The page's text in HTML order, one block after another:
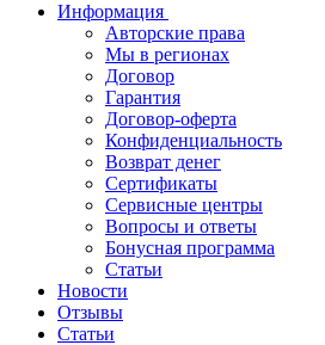
Информация
Авторские права
Мы в регионах
Договор
Гарантия
Договор-оферта
Конфиденциальность
Возврат денег
Сертификаты
Сервисные центры
Вопросы и ответы
Бонусная программа
Статьи
Новости
Отзывы
Статьи